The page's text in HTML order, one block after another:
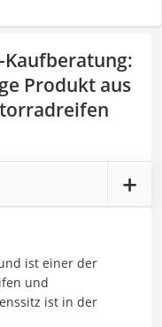
:
Produkt aus
ist einer der
und
ist in der